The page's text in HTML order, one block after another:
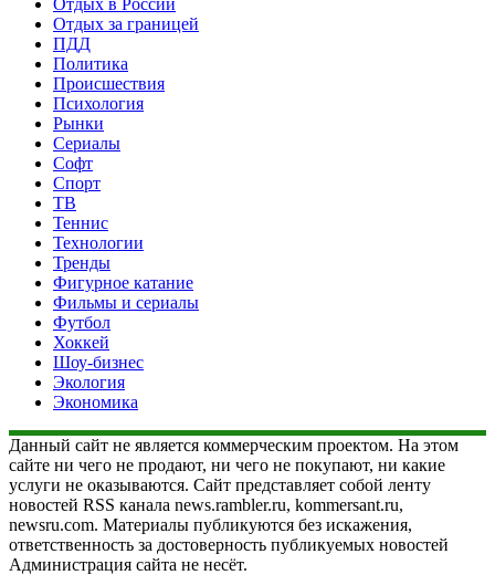
Отдых за границей
ПДД
Политика
Происшествия
Психология
Рынки
Сериалы
Софт
Спорт
ТВ
Теннис
Технологии
Тренды
Фигурное катание
Фильмы и сериалы
Футбол
Хоккей
Шоу-бизнес
Экология
Экономика
Данный сайт не является коммерческим проектом. На этом
сайте ни чего не продают, ни чего не покупают, ни какие
услуги не оказываются. Сайт представляет собой ленту
новостей RSS канала news.rambler.ru, kommersant.ru,
newsru.com. Материалы публикуются без искажения,
ответственность за достоверность публикуемых новостей
Администрация сайта не несёт.